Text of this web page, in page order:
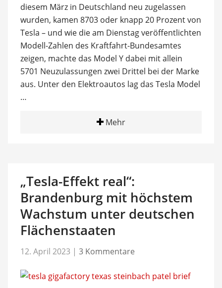
diesem März in Deutschland neu zugelassen
wurden, kamen 8703 oder knapp 20 Prozent von
Tesla – und wie die am Dienstag veröffentlichten
Modell-Zahlen des Kraftfahrt-Bundesamtes
zeigen, machte das Model Y dabei mit allein
5701 Neuzulassungen zwei Drittel bei der Marke
aus. Unter den Elektroautos lag das Tesla Model
…
Mehr
„Tesla-Effekt real“:
Brandenburg mit höchstem
Wachstum unter deutschen
Flächenstaaten
12. April 2023 | 3 Kommentare